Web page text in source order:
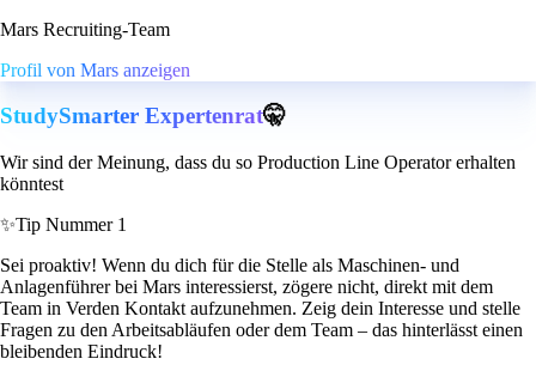
Mars Recruiting-Team
Profil von Mars anzeigen
StudySmarter Expertenrat🤫
Wir sind der Meinung, dass du so Production Line Operator erhalten
könntest
✨Tip Nummer 1
Sei proaktiv! Wenn du dich für die Stelle als Maschinen- und
Anlagenführer bei Mars interessierst, zögere nicht, direkt mit dem
Team in Verden Kontakt aufzunehmen. Zeig dein Interesse und stelle
Fragen zu den Arbeitsabläufen oder dem Team – das hinterlässt einen
bleibenden Eindruck!